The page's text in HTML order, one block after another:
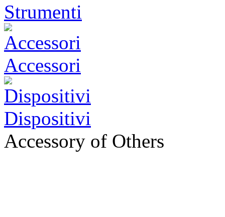
Strumenti
Accessori
Dispositivi
Accessory of Others